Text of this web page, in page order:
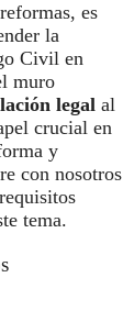
es
la
Civil en
muro
legal al
crucial en
y
con nosotros
tema.